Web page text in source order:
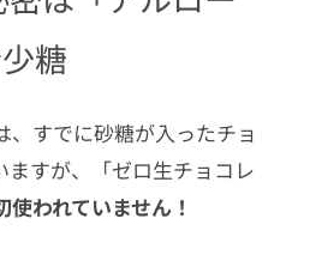
糖
すでに砂糖が入ったチョ
ますが、「ゼロ生チョコレ
使われていません！